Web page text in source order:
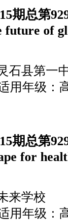
期总第
future of
石县第一
年级：
期总第
for
来学校
年级：